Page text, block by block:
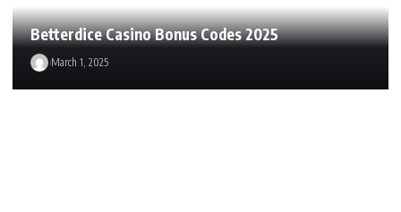
Betterdice Casino Bonus Codes 2025
March 1, 2025